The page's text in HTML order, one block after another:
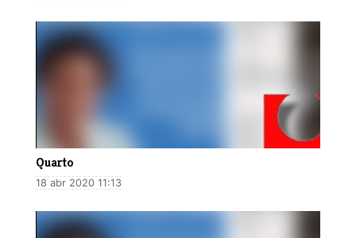
Quarto
18 abr 2020 11:13